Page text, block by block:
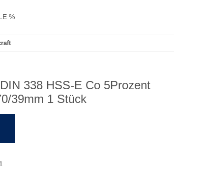
%
338 HSS-E Co 5Prozent
39mm 1 Stück